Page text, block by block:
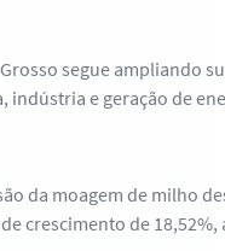
segue ampliando
e geração de
da moagem de milho
de crescimento de